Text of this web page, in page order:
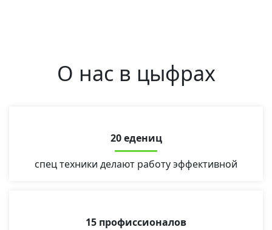
О нас в цыфрах
20 едениц
спец техники делают работу эффективной
15 профиссионалов